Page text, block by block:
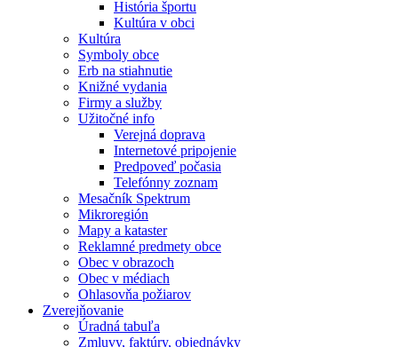
História športu
Kultúra v obci
Kultúra
Symboly obce
Erb na stiahnutie
Knižné vydania
Firmy a služby
Užitočné info
Verejná doprava
Internetové pripojenie
Predpoveď počasia
Telefónny zoznam
Mesačník Spektrum
Mikroregión
Mapy a kataster
Reklamné predmety obce
Obec v obrazoch
Obec v médiach
Ohlasovňa požiarov
Zverejňovanie
Úradná tabuľa
Zmluvy, faktúry, objednávky